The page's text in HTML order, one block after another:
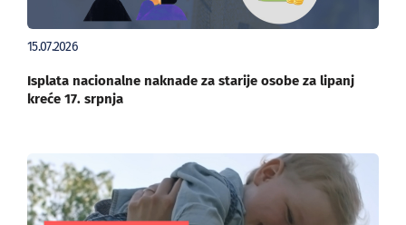
15.07.2026
Isplata nacionalne naknade za starije osobe za lipanj
kreće 17. srpnja